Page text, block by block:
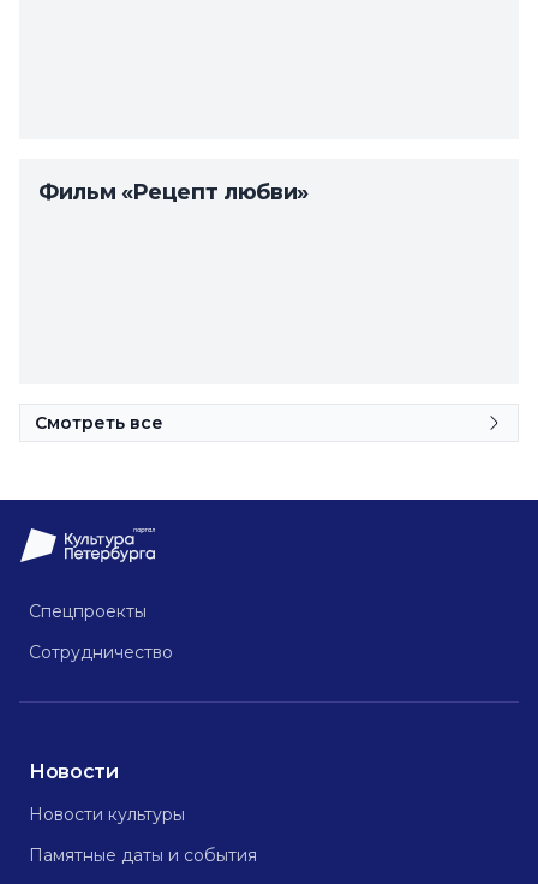
Фильм «Рецепт любви»
Смотреть все
Спецпроекты
Сотрудничество
Новости
Новости культуры
Памятные даты и события